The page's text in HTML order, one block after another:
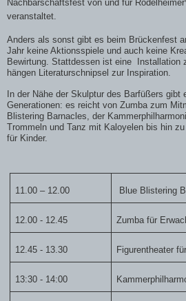
Nachbarschaftsfest von und für
veranstaltet.
Anders als sonst gibt es beim Brückenfest
Jahr keine Aktionsspiele und auch keine
Bewirtung. Stattdessen ist eine Installation
hängen Literaturschnipsel zur Inspiration.
In der Nähe der Skulptur des Barfüßers gibt
Generationen: es reicht von Zumba zum
Blistering Barnacles, der
Trommeln und Tanz mit Kaloyelen bis hin
für Kinder.
11.00 – 12.00 Blue Blistering
12.00 - 12.45 Zumba für
12.45 - 13.30 Figurentheater
13:30 - 14:00